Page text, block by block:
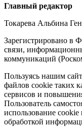
Редакция
Главный редактор
Токарева Альбина
Зарегистрировано в
связи,
коммуникаций
Политика
cookie
Пользуясь нашим
файлов cookie таких
сервисов и
Пользователь
использование cookie
обработкой